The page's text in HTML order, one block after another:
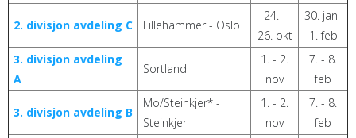
2. divisjon avdeling C Lillehammer - Oslo
24. -
26. okt
30. jan-
1. feb
3. divisjon avdeling
A
Sortland
1. - 2.
nov
7. - 8.
feb
3. divisjon avdeling B
Mo/Steinkjer* -
Steinkjer
1. - 2.
nov
7. - 8.
feb